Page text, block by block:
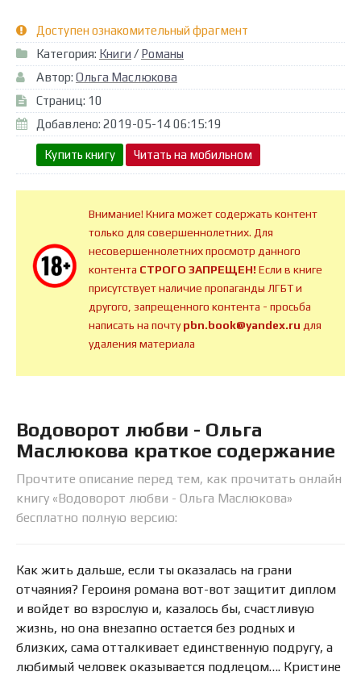
Доступен ознакомительный фрагмент
Категория: Книги / Романы
Автор: Ольга Маслюкова
Страниц: 10
Добавлено: 2019-05-14 06:15:19
Купить книгу Читать на мобильном
Внимание! Книга может содержать контент
только для совершеннолетних. Для
несовершеннолетних просмотр данного
контента СТРОГО ЗАПРЕЩЕН!Если в книге
присутствует наличие пропаганды ЛГБТ и
другого, запрещенного контента - просьба
написать на почтуpbn.book@yandex.ru для
удаления материала
Водоворот любви - Ольга
Маслюкова краткое содержание
Прочтите описание перед тем, как прочитать онлайн
книгу «Водоворот любви - Ольга Маслюкова»
бесплатно полную версию:
Как жить дальше, если ты оказалась на грани
отчаяния? Героиня романа вот-вот защитит диплом
и войдет во взрослую и, казалось бы, счастливую
жизнь, но она внезапно остается без родных и
близких, сама отталкивает единственную подругу, а
любимый человек оказывается подлецом…. Кристине